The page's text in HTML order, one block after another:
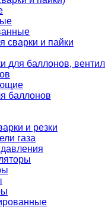
сварки и пайки
для баллонов,
баллонов
и резки
газа